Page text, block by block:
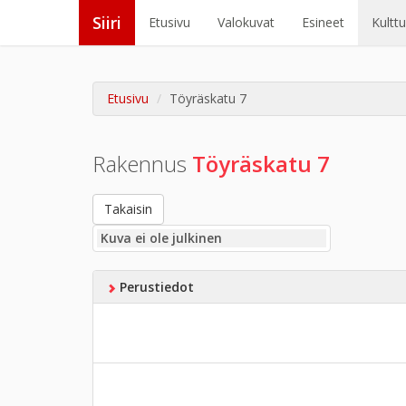
Siiri Etusivu Valokuvat Esineet
Etusivu Töyräskatu 7
Rakennus Töyräskatu 7
Takaisin
Kuva ei ole julkinen
Perustiedot